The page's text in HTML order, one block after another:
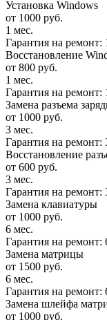
Установка Windows
от 1000 руб.
1 мес.
Гарантия на ремонт:
Восстановление
от 800 руб.
1 мес.
Гарантия на ремонт:
Замена разъема
от 1000 руб.
3 мес.
Гарантия на ремонт:
Восстановление
от 600 руб.
3 мес.
Гарантия на ремонт:
Замена клавиатуры
от 1000 руб.
6 мес.
Гарантия на ремонт:
Замена матрицы
от 1500 руб.
6 мес.
Гарантия на ремонт:
Замена шлейфа
от 1000 руб.